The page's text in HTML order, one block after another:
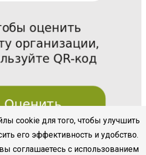
cookie для того, чтобы улучшить
его эффективность и удобство.
соглашаетесь с использованием